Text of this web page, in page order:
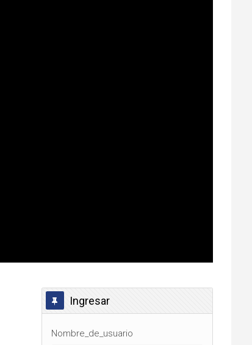
Omitir Ingresar
Ingresar
Nombre_de_usuario